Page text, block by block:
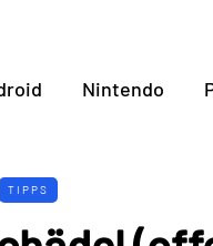
Nintendo
TIPPS